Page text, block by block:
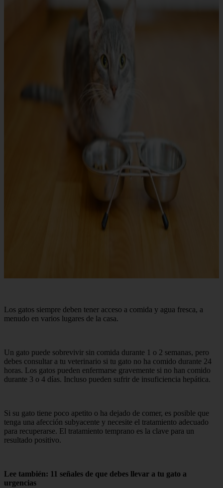
Los gatos siempre deben tener acceso a comida y agua fresca, a
menudo en varios lugares de la casa.
Un gato puede sobrevivir sin comida durante 1 o 2 semanas, pero
debes consultar a tu veterinario si tu gato no ha comido durante 24
horas. Los gatos pueden enfermarse gravemente si no han comido
durante 3 o 4 días. Incluso pueden sufrir de insuficiencia hepática.
Si su gato tiene poco apetito o ha dejado de comer, es posible que
tenga una afección subyacente y necesite el tratamiento adecuado
para recuperarse. El tratamiento temprano es la clave para un
resultado positivo.
Lee también: 11 señales de que debes llevar a tu gato a
urgencias